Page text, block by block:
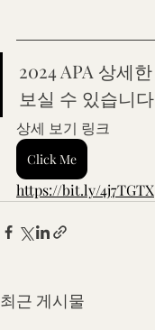
2024 APA 상세
보실 수 있습니
상세 보기 링크
Click Me
https://bit.ly/4j7TGTX
최근 게시물